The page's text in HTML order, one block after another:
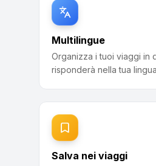
Multilingue
Organizza i tuoi viaggi in
risponderà nella tua
Salva nei viaggi